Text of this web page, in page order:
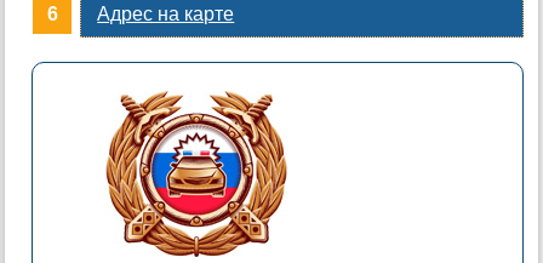
Адрес на карте